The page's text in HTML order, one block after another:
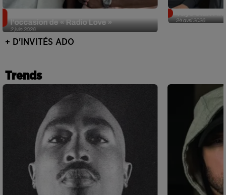
2 juin 2026
l'occasion de « Radio Love »
24 avril 2026
+ D'INVITÉS ADO
Trends